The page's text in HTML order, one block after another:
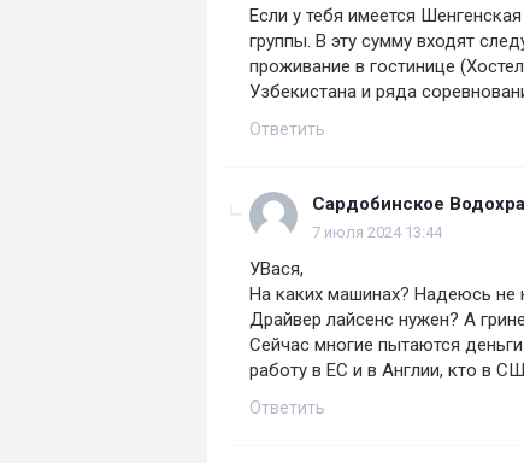
Если у тебя имеется
группы. В эту сумму входят
проживание в гостинице
Узбекистана и ряда
Ответить
Сардобинское
7 июля 2024 13:44
УВася,
На каких машинах? Надеюсь не
Драйвер лайсенс нужен? А
Сейчас многие пытаются
работу в ЕС и в Англии, кто в
Ответить